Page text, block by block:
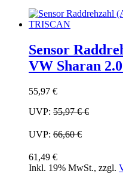
Sensor
VW Sharan
55,97 €
UVP: 55,97 €€
UVP: 66,60 €
61,49 €
Inkl. 19% MwSt., zzgl.